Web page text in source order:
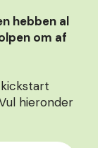
hebben al
om af
hieronder